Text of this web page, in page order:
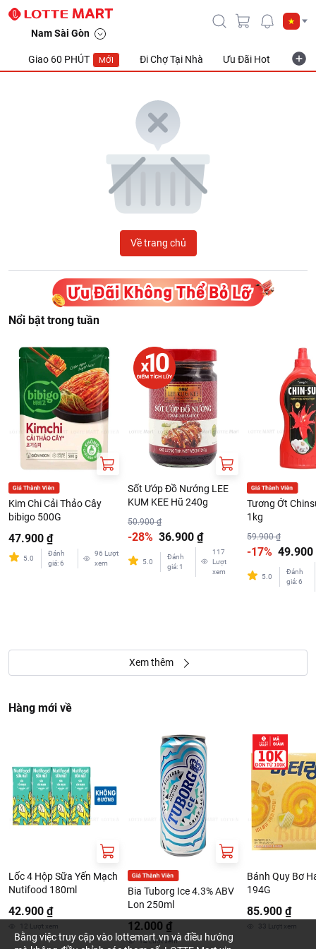
Nam Sài Gòn
Giao 60 PHÚT MỚI Đi Chợ Tại Nhà Ưu Đãi Hot
Về trang chủ
Nổi bật trong tuần
Kim Chi Cải Thảo Cây
bibigo 500G
47.900 ₫
5.0
Đánh
giá:6
96 Lượt
xem
Sốt Ướp Đồ Nướng LEE
KUM KEE Hũ 240g
50.900 ₫
-28% 36.900 ₫
5.0
Đánh
giá: 1
117
Lượt
xem
Tương Ớt
1kg
59.900 ₫
-17% 49.900
5.0
Đánh
giá:6
Xem thêm
Hàng mới về
Lốc 4 Hộp Sữa Yến Mạch
Nutifood 180ml
42.900 ₫
12 Lượt xem
Bia Tuborg Ice 4.3% ABV
Lon 250ml
12.000 ₫
14 Lượt xem
Bánh Quy Bơ
194G
85.900 ₫
33 Lượt xem
Bằng việc truy cập vào lottemart.vn và điều hướng
LOTTE Mart Viet Nam